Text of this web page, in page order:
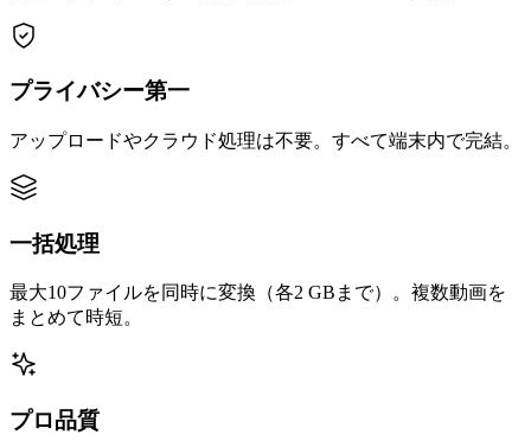
プライバシー第一
アップロードやクラウド処理は不要。すべて端末内で完結。
一括処理
最大10ファイルを同時に変換（各2 GBまで）。複数動画を
まとめて時短。
プロ品質